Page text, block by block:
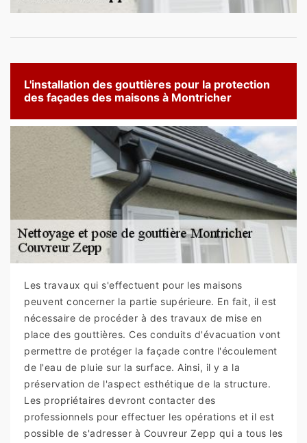
L'installation des gouttières pour la protection
des façades des maisons à Montricher
Les travaux qui s'effectuent pour les maisons
peuvent concerner la partie supérieure. En fait, il est
nécessaire de procéder à des travaux de mise en
place des gouttières. Ces conduits d'évacuation vont
permettre de protéger la façade contre l'écoulement
de l'eau de pluie sur la surface. Ainsi, il y a la
préservation de l'aspect esthétique de la structure.
Les propriétaires devront contacter des
professionnels pour effectuer les opérations et il est
possible de s'adresser à Couvreur Zepp qui a tous les